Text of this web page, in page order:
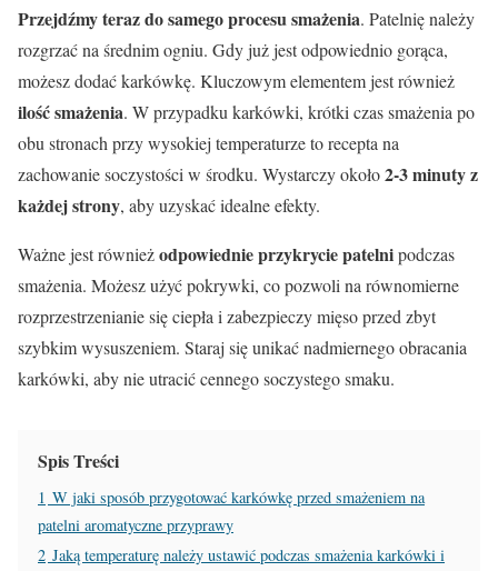
Przejdźmy teraz do samego procesu smażenia. Patelnię należy
rozgrzać na średnim ogniu. Gdy już jest odpowiednio gorąca,
możesz dodać karkówkę. Kluczowym elementem jest również
ilość smażenia. W przypadku karkówki, krótki czas smażenia po
obu stronach przy wysokiej temperaturze to recepta na
zachowanie soczystości w środku. Wystarczy około2-3 minuty z
każdej strony, aby uzyskać idealne efekty.
Ważne jest równieżodpowiednie przykrycie patelnipodczas
smażenia. Możesz użyć pokrywki, co pozwoli na równomierne
rozprzestrzenianie się ciepła i zabezpieczy mięso przed zbyt
szybkim wysuszeniem. Staraj się unikać nadmiernego obracania
karkówki, aby nie utracić cennego soczystego smaku.
Spis Treści
1 W jaki sposób przygotować karkówkę przed smażeniem na
patelni aromatyczne przyprawy
2 Jaką temperaturę należy ustawić podczas smażenia karkówki i